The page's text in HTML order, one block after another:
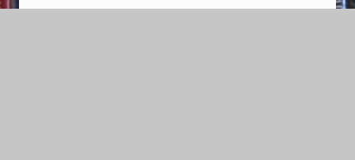
Nawigacja wpisu